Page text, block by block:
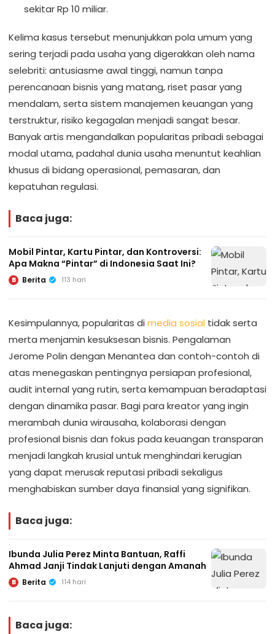
sekitar Rp 10 miliar.
Kelima kasus tersebut menunjukkan pola umum yang
sering terjadi pada usaha yang digerakkan oleh nama
selebriti: antusiasme awal tinggi, namun tanpa
perencanaan bisnis yang matang, riset pasar yang
mendalam, serta sistem manajemen keuangan yang
terstruktur, risiko kegagalan menjadi sangat besar.
Banyak artis mengandalkan popularitas pribadi sebagai
modal utama, padahal dunia usaha menuntut keahlian
khusus di bidang operasional, pemasaran, dan
kepatuhan regulasi.
Baca juga:
Mobil Pintar, Kartu Pintar, dan Kontroversi:
Apa Makna “Pintar” di Indonesia Saat Ini?
B Berita 113 hari
Kesimpulannya, popularitas di media sosial tidak serta
merta menjamin kesuksesan bisnis. Pengalaman
Jerome Polin dengan Menantea dan contoh-contoh di
atas menegaskan pentingnya persiapan profesional,
audit internal yang rutin, serta kemampuan beradaptasi
dengan dinamika pasar. Bagi para kreator yang ingin
merambah dunia wirausaha, kolaborasi dengan
profesional bisnis dan fokus pada keuangan transparan
menjadi langkah krusial untuk menghindari kerugian
yang dapat merusak reputasi pribadi sekaligus
menghabiskan sumber daya finansial yang signifikan.
Baca juga:
Ibunda Julia Perez Minta Bantuan, Raffi
Ahmad Janji Tindak Lanjuti dengan Amanah
B Berita 114 hari
Baca juga: